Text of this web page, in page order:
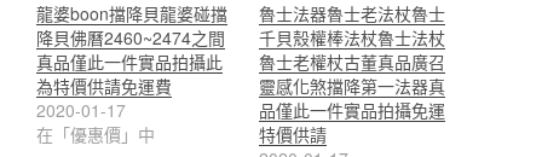
龍婆boon擋降貝龍婆碰擋
降貝佛曆2460~2474之間
真品僅此一件實品拍攝此
為特價供請免運費
2020-01-17
在「優惠價」中
魯士法器魯士老法杖魯士
千貝殼權棒法杖魯士法杖
魯士老權杖古董真品廣召
靈感化煞擋降第一法器真
品僅此一件實品拍攝免運
特價供請